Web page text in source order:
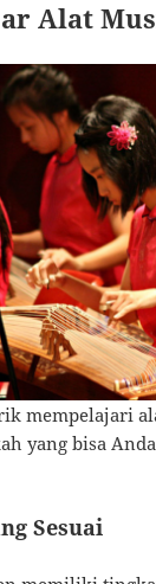
Alat
mempelajari
yang bisa
Sesuai